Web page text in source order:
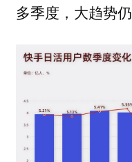
多季度，大趋势